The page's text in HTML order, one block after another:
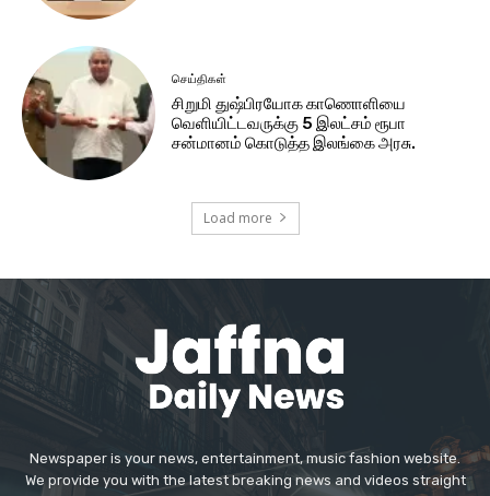
செய்திகள்
சிறுமி துஷ்பிரயோக காணொளியை
வெளியிட்டவருக்கு 5 இலட்சம் ரூபா
சன்மானம் கொடுத்த இலங்கை அரசு.
Load more
Newspaper is your news, entertainment, music fashion website.
We provide you with the latest breaking news and videos straight